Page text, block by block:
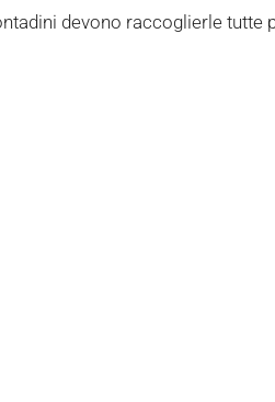
devono raccoglierle tutte